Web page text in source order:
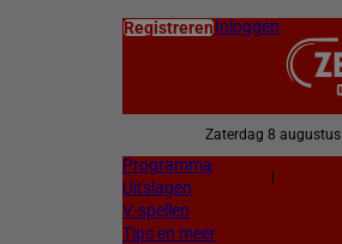
RegistrerenInloggen
Zaterdag 8 augustus
Programma
Uitslagen
V-spellen
Tips en meer